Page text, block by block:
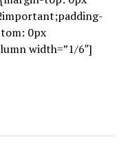
0px
width=”1/6″]